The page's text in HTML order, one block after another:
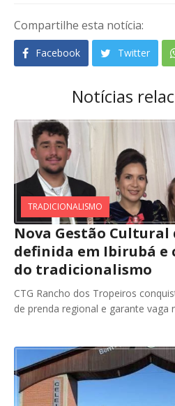
Compartilhe esta notícia:
Facebook Twitter
Notícias
TRADICIONALISMO
Nova Gestão Cultural
definida em Ibirubá e
do tradicionalismo
CTG Rancho dos Tropeiros
de prenda regional e garante vaga